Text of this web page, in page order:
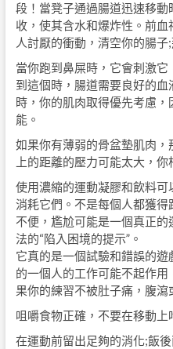
段！當凳子通過腸道迅速移
收，使其含水和爆炸性。前
人討厭的衝動，清空你的腸子
當你跑到鼻屎時，它會刺激
到這個時，腸道需要良好的
時，你的肌肉取得優先考慮
能。
如果你有薄弱的骨盆墊肌肉
上的距離的壓力可能太大，你
使用濃縮的運動凝膠和飲料
消耗它們。不是每個人都獲
不便，尷尬可能是一個真正
法的“陷入困境的提示”。
它真的是一個試驗和錯誤的
的一個人的工作可能不起作
果你的練習不被肚子痛，腹瀉
咀嚼食物正確，不要在移動上
在運動前留出足夠的消化;飯